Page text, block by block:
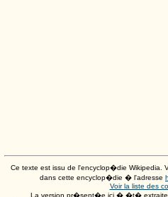
Ce texte est issu de l'encyclop�die Wikipedia.
dans cette encyclop�die � l'adresse
Voir la liste des
La version pr�sent�e ici � �t� extraite